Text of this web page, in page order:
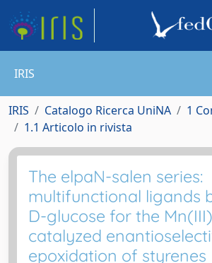
IRIS
IRIS Catalogo Ricerca UniNA
1
1.1 Articolo in rivista
The elpaN-salen series:
multifunctional ligands
D-glucose for the
catalyzed
epoxidation of styrenes